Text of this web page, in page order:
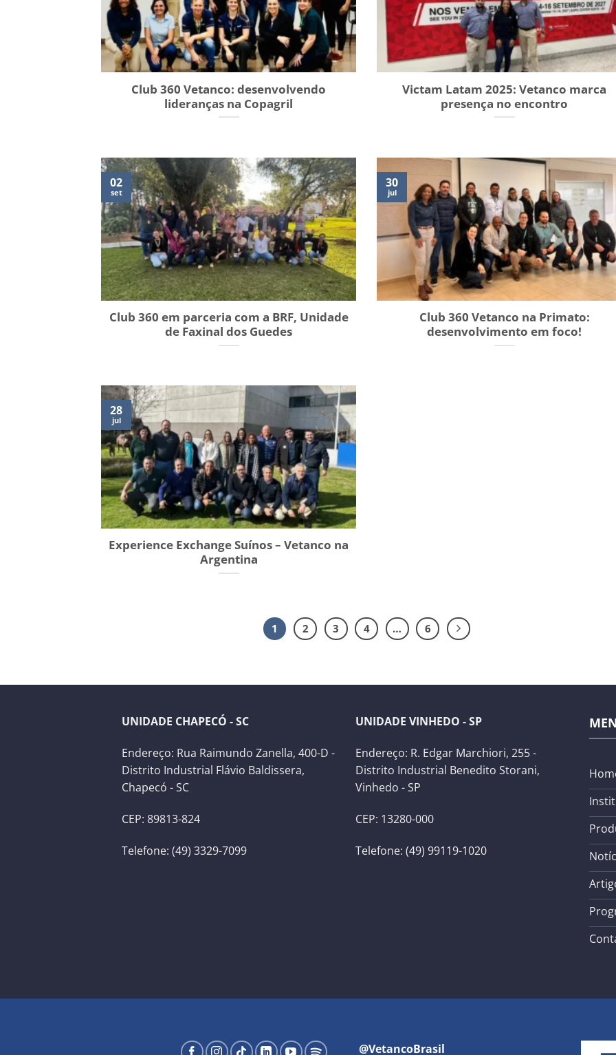
Club 360 Vetanco: desenvolvendo
lideranças na Copagril
Victam Latam 2025: Vetanco marca
presença no encontro
Club 360 em parceria com a BRF, Unidade
de Faxinal dos Guedes
02
set
Club 360 Vetanco na Primato:
desenvolvimento em foco!
30
jul
Experience Exchange Suínos – Vetanco na
Argentina
28
jul
1 2 3 4 … 6
UNIDADE CHAPECÓ - SC
Endereço: Rua Raimundo Zanella, 400-D -
Distrito Industrial Flávio Baldissera,
Chapecó - SC
CEP: 89813-824
Telefone: (49) 3329-7099
UNIDADE VINHEDO - SP
Endereço: R. Edgar Marchiori, 255 -
Distrito Industrial Benedito Storani,
Vinhedo - SP
CEP: 13280-000
Telefone: (49) 99119-1020
@VetancoBrasil